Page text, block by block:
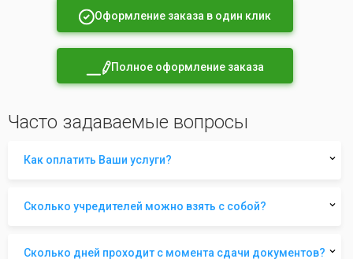
Оформление заказа в один клик
Полное оформление заказа
Часто задаваемые вопросы
Как оплатить Ваши услуги?
Сколько учредителей можно взять с собой?
Сколько дней проходит с момента сдачи документов?